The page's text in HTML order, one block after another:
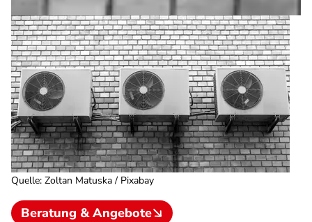
Quelle: Zoltan Matuska / Pixabay
Beratung & Angebote